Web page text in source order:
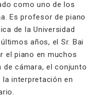
como uno de los
Es profesor de piano
de la Universidad
años, el Sr. Bai
el piano en muchos
cámara, el conjunto
interpretación en